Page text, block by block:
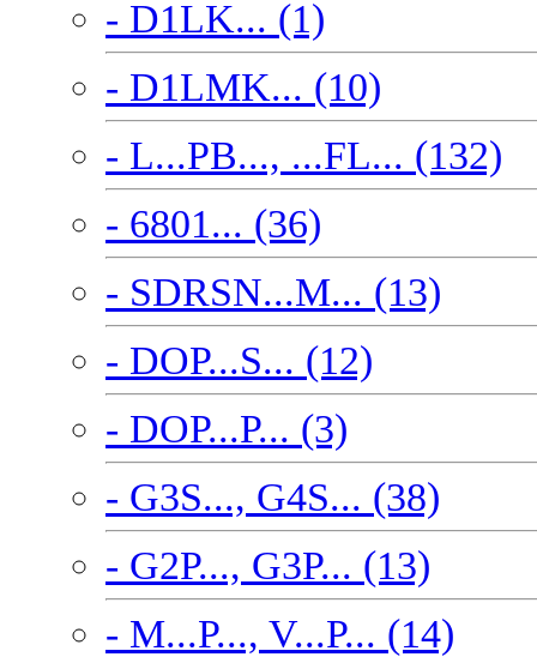
- D1LK... (1)
- D1LMK... (10)
- L...PB..., ...FL... (132)
- 6801... (36)
- SDRSN...M... (13)
- DOP...S... (12)
- DOP...P... (3)
- G3S..., G4S... (38)
- G2P..., G3P... (13)
- M...P..., V...P... (14)